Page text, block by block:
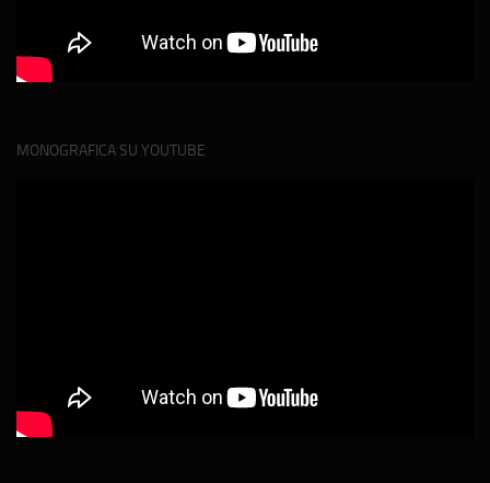
MONOGRAFICA SU YOUTUBE